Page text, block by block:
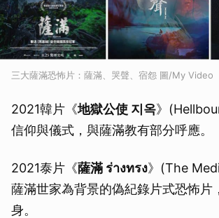
三大薩滿恐怖片：薩滿、哭聲、宿怨 圖/My Video
2021韓片《地獄公使 지옥》
信仰與儀式，與薩滿教有部分呼應。
2021泰片《薩滿 ร่างทรง》(The
薩滿世家為背景的偽紀錄片式恐怖片
身。